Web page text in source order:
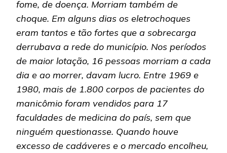
fome, de doença. Morriam também de
choque. Em alguns dias os eletrochoques
eram tantos e tão fortes que a sobrecarga
derrubava a rede do município. Nos períodos
de maior lotação, 16 pessoas morriam a cada
dia e ao morrer, davam lucro. Entre 1969 e
1980, mais de 1.800 corpos de pacientes do
manicômio foram vendidos para 17
faculdades de medicina do país, sem que
ninguém questionasse. Quando houve
excesso de cadáveres e o mercado encolheu,